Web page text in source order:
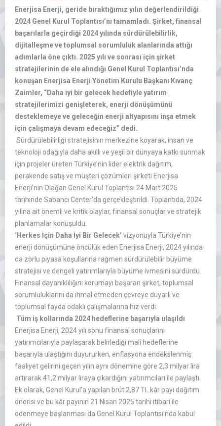
Enerjisa Enerji, geride bıraktığımız yılın değerlendirildiği
2024 Genel Kurul Toplantısı’nı tamamladı. Şirket, finansal
başarılarla geçirdiği 2024 yılında sürdürülebilirlik,
dijitalleşme ve toplumsal sorumluluk alanlarında attığı
adımlarla öne çıktı. 2025 yılı ve sonrası için şirket
stratejilerinin de ele alındığı Genel Kurul Toplantısı’nda
konuşan Enerjisa Enerji Yönetim Kurulu Başkanı Kıvanç
Zaimler, “Daha iyi bir gelecek hedefiyle yatırım
stratejilerimizi genişleterek, enerji dönüşümünü
desteklemeye ve geleceğin enerji altyapısını inşa etmek
için çalışmaya devam edeceğiz” dedi.
Sürdürülebilirliği stratejisinin merkezine koyarak, insan ve
teknoloji odağıyla daha akıllı ve yeşil bir dünyaya katkı sunmak
için projeler üreten Türkiye’nin lider elektrik dağıtım,
perakende satış ve müşteri çözümleri şirketi Enerjisa
Enerji’nin Olağan Genel Kurul Toplantısı 24 Mart 2025
tarihinde Sabancı Center’da gerçekleştirildi. Toplantıda, 2024
yılına ait önemli ve kritik olaylar, finansal sonuçlar ve stratejik
planlamalar konuşuldu.
‘Herkes İçin Daha İyi Bir Gelecek’ vizyonuyla Türkiye’nin
enerji dönüşümüne öncülük eden Enerjisa Enerji, 2024 yılında
da zorlu piyasa koşullarına rağmen sürdürülebilir büyüme
stratejisi ve dengeli yatırımlarıyla büyüme ivmesini sürdürdü.
Finansal dayanıklılığını korumayı başaran şirket, toplumsal
sorumluluklarını da ihmal etmeden çevreye duyarlı ve
toplumsal fayda odaklı çalışmalarına hız verdi.
Tüm iş kollarında 2024 hedeflerine başarıyla ulaşıldı
Enerjisa Enerji, 2024 yılı sonu finansal sonuçlarını
yatırımcılarıyla paylaşarak belirlediği mali hedeflerine
başarıyla ulaştığını duyururken, enflasyona endekslenmiş
faaliyet gelirini geçen yılın aynı dönemine göre 2,3 milyar lira
artırarak 41,2 milyar liraya çıkardığını yatırımcıları ile paylaştı.
Ek olarak, Genel Kurul’a yapılan brüt 2,87 TL kâr payı dağıtım
önerisi ve bu kâr payının 21 Nisan 2025 tarihi itibari ile
ödenmeye başlanması da Genel Kurul Toplantısı’nda kabul